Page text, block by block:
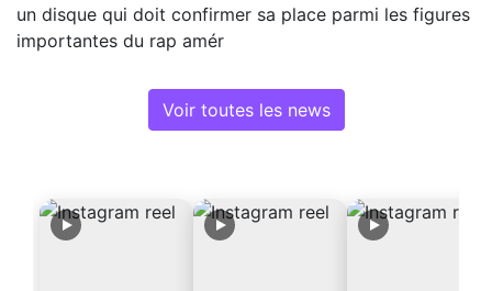
un disque qui doit confirmer sa place parmi les figures
importantes du rap amér
Voir toutes les news